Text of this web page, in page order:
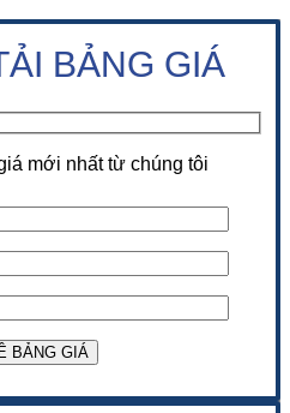
BẢNG GIÁ
mới nhất từ chúng tôi